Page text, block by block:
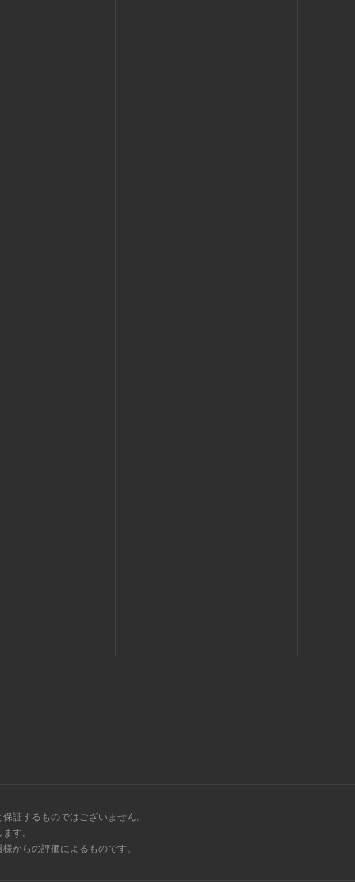
証するものではございません。
す。
からの評価によるものです。